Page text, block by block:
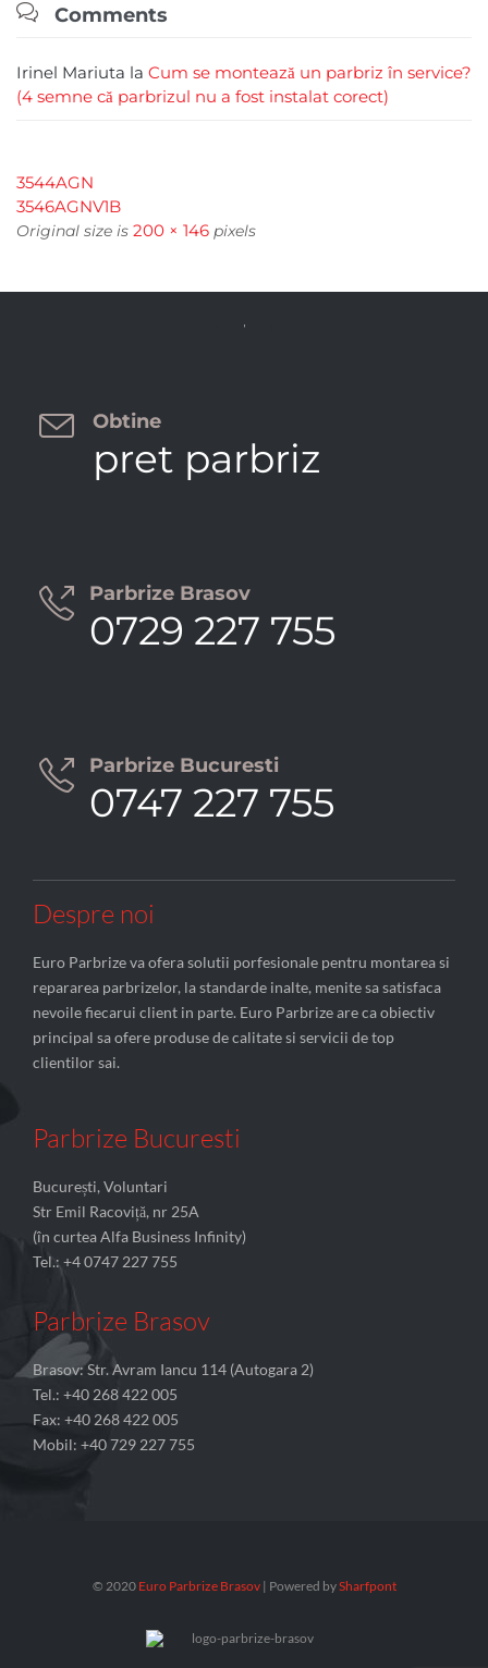
 Comments
Irinel Mariuta la Cum se montează un parbriz în service?
(4 semne că parbrizul nu a fost instalat corect)
3544AGN
3546AGNV1B
Original size is 200 × 146 pixels
 Obtine
pret parbriz
 Parbrize Brasov
0729 227 755
 Parbrize Bucuresti
0747 227 755
Despre noi
Euro Parbrize va ofera solutii porfesionale pentru montarea si
repararea parbrizelor, la standarde inalte, menite sa satisfaca
nevoile fiecarui client in parte. Euro Parbrize are ca obiectiv
principal sa ofere produse de calitate si servicii de top
clientilor sai.
Parbrize Bucuresti
București, Voluntari
Str Emil Racoviță, nr 25A
(în curtea Alfa Business Infinity)
Tel.: +4 0747 227 755
Parbrize Brasov
Brasov: Str. Avram Iancu 114 (Autogara 2)
Tel.: +40 268 422 005
Fax: +40 268 422 005
Mobil: +40 729 227 755
© 2020 Euro Parbrize Brasov | Powered bySharfpont